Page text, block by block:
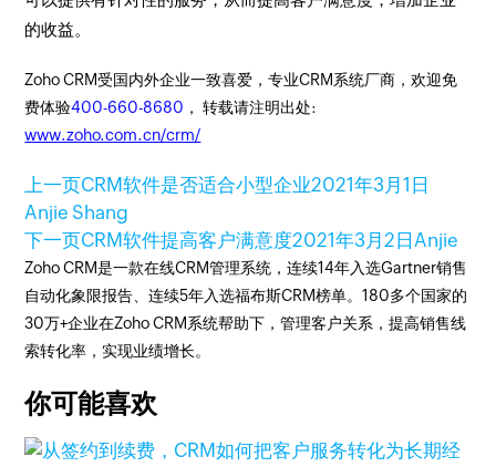
的收益。
Zoho CRM受国内外企业一致喜爱，专业CRM系统厂商，欢迎免
费体验400-660-8680 ， 转载请注明出处:
www.zoho.com.cn/crm/
上一页CRM软件是否适合小型企业2021年3月1日
Anjie Shang
下一页CRM软件提高客户满意度2021年3月2日Anjie
Zoho CRM是一款在线CRM管理系统，连续14年入选Gartner销售
自动化象限报告、连续5年入选福布斯CRM榜单。180多个国家的
30万+企业在Zoho CRM系统帮助下，管理客户关系，提高销售线
索转化率，实现业绩增长。
你可能喜欢